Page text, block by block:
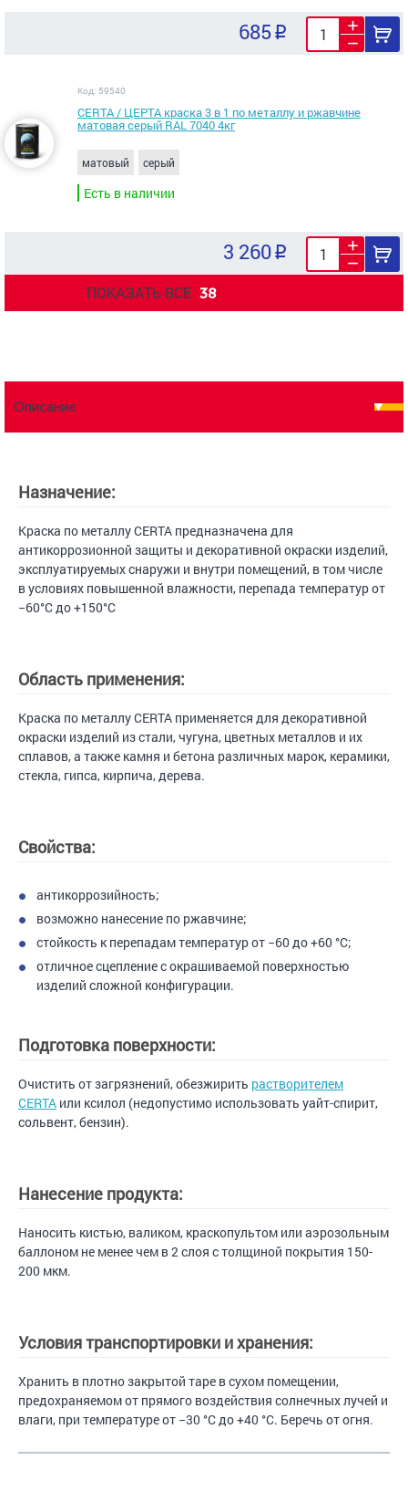
685
Код: 59540
CERTA / ЦЕРТА краска 3 в 1 по металлу и ржавчине
матовая серый RAL 7040 4кг
матовый серый
Есть в наличии
3 260
ПОКАЗАТЬ ВСЕ 38
Описание
Назначение:
Краска по металлу CERTA предназначена для
антикоррозионной защиты и декоративной окраски изделий,
эксплуатируемых снаружи и внутри помещений, в том числе
в условиях повышенной влажности, перепада температур от
−60°С до +150°С
Область применения:
Краска по металлу CERTA применяется для декоративной
окраски изделий из стали, чугуна, цветных металлов и их
сплавов, а также камня и бетона различных марок, керамики,
стекла, гипса, кирпича, дерева.
Свойства:
антикоррозийность;
возможно нанесение по ржавчине;
стойкость к перепадам температур от −60 до +60 °С;
отличное сцепление с окрашиваемой поверхностью
изделий сложной конфигурации.
Подготовка поверхности:
Очистить от загрязнений, обезжирить растворителем
CERTA или ксилол (недопустимо использовать уайт-спирит,
сольвент, бензин).
Нанесение продукта:
Наносить кистью, валиком, краскопультом или аэрозольным
баллоном не менее чем в 2 слоя с толщиной покрытия 150-
200 мкм.
Условия транспортировки и хранения:
Хранить в плотно закрытой таре в сухом помещении,
предохраняемом от прямого воздействия солнечных лучей и
влаги, при температуре от −30 °С до +40 °С. Беречь от огня.